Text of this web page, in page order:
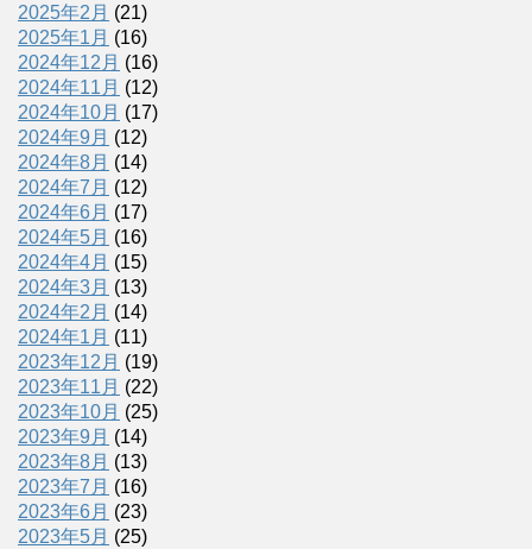
2025年2月 (21)
2025年1月 (16)
2024年12月 (16)
2024年11月 (12)
2024年10月 (17)
2024年9月 (12)
2024年8月 (14)
2024年7月 (12)
2024年6月 (17)
2024年5月 (16)
2024年4月 (15)
2024年3月 (13)
2024年2月 (14)
2024年1月 (11)
2023年12月 (19)
2023年11月 (22)
2023年10月 (25)
2023年9月 (14)
2023年8月 (13)
2023年7月 (16)
2023年6月 (23)
2023年5月 (25)